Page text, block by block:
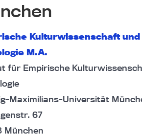
Kulturwissenschaft
M.A.
für Empirische
Maximilians-Universität
67
München